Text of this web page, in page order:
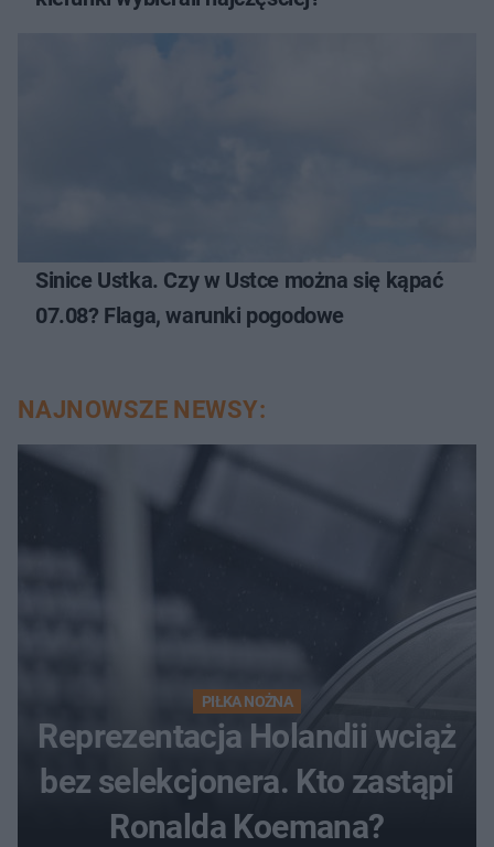
Sinice Ustka. Czy w Ustce można się kąpać
07.08? Flaga, warunki pogodowe
NAJNOWSZE NEWSY:
PIŁKA NOŻNA
Reprezentacja Holandii wciąż
bez selekcjonera. Kto zastąpi
Ronalda Koemana?